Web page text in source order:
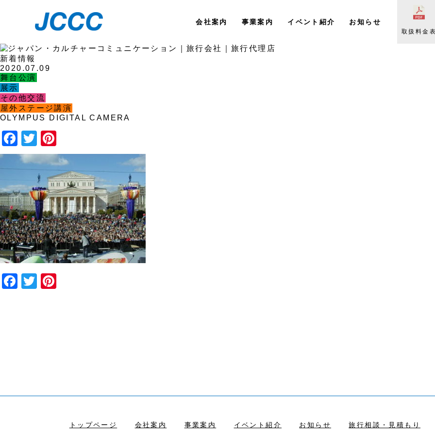
会社案内 事業案内 イベント紹介 お知らせ
取扱料金表
新着情報
2020.07.09
舞台公演
展示
その他交流
屋外ステージ講演
OLYMPUS DIGITAL CAMERA
Facebook
Twitter
Facebook
Twitter
トップページ 会社案内 事業案内 イベント紹介 お知らせ 旅行相談・見積もり